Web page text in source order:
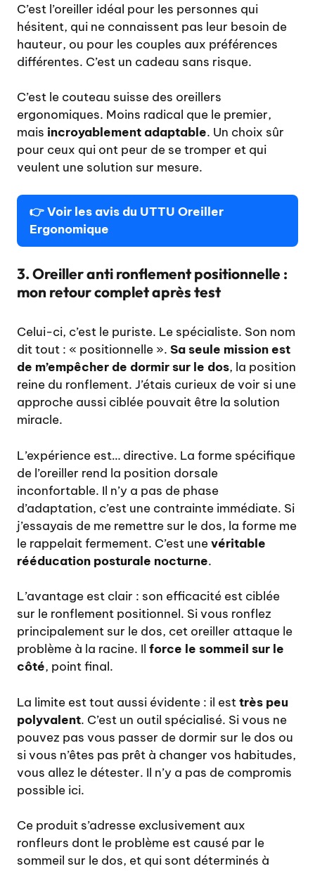
C’est l’oreiller idéal pour les personnes qui
hésitent, qui ne connaissent pas leur besoin de
hauteur, ou pour les couples aux préférences
différentes. C’est un cadeau sans risque.
C’est le couteau suisse des oreillers
ergonomiques. Moins radical que le premier,
mais incroyablement adaptable. Un choix sûr
pour ceux qui ont peur de se tromper et qui
veulent une solution sur mesure.
👉Voir les avis du UTTU Oreiller
Ergonomique
3. Oreiller anti ronflement positionnelle :
mon retour complet après test
Celui-ci, c’est le puriste. Le spécialiste. Son nom
dit tout : « positionnelle ». Sa seule mission est
de m’empêcher de dormir sur le dos, la position
reine du ronflement. J’étais curieux de voir si une
approche aussi ciblée pouvait être la solution
miracle.
L’expérience est… directive. La forme spécifique
de l’oreiller rend la position dorsale
inconfortable. Il n’y a pas de phase
d’adaptation, c’est une contrainte immédiate. Si
j’essayais de me remettre sur le dos, la forme me
le rappelait fermement. C’est unevéritable
rééducation posturale nocturne.
L’avantage est clair : son efficacité est ciblée
sur le ronflement positionnel. Si vous ronflez
principalement sur le dos, cet oreiller attaque le
problème à la racine. Il force le sommeil sur le
côté, point final.
La limite est tout aussi évidente : il esttrès peu
polyvalent. C’est un outil spécialisé. Si vous ne
pouvez pas vous passer de dormir sur le dos ou
si vous n’êtes pas prêt à changer vos habitudes,
vous allez le détester. Il n’y a pas de compromis
possible ici.
Ce produit s’adresse exclusivement aux
ronfleurs dont le problème est causé par le
sommeil sur le dos, et qui sont déterminés à